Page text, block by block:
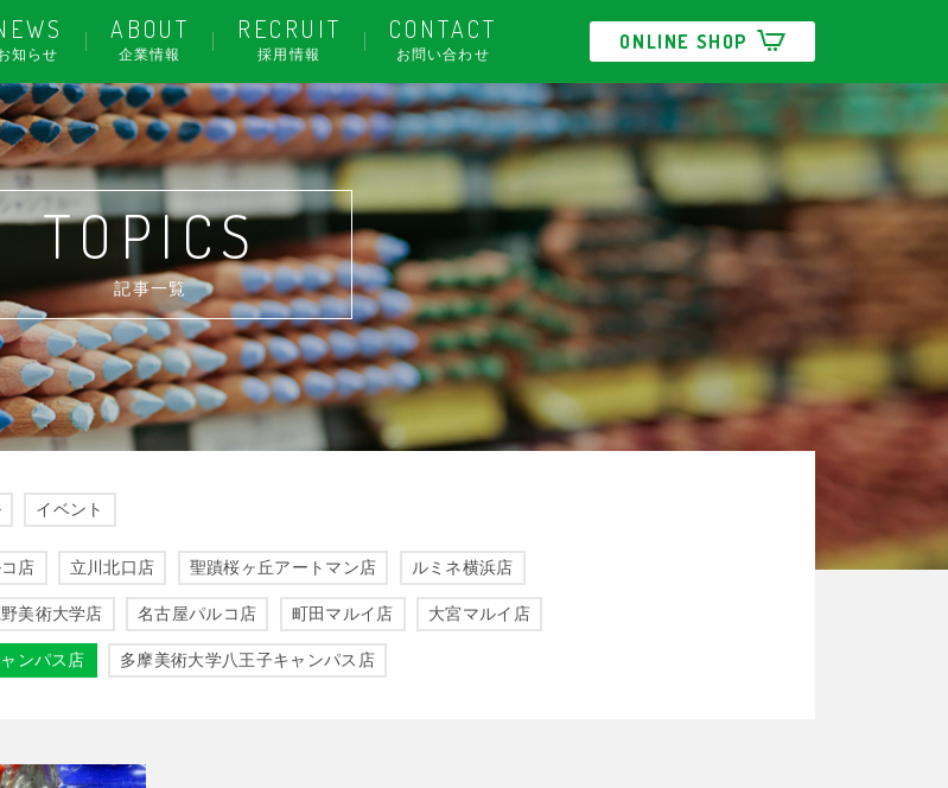
知らせ
ABOUT
企業情報
RECRUIT
採用情報
CONTACT
お問い合わせ
ONLINE SHOP
TOPICS
記事一覧
イベント
店 立川北口店 聖蹟桜ヶ丘アートマン店 ルミネ横浜店
美術大学店 名古屋パルコ店 町田マルイ店 大宮マルイ店
ンパス店 多摩美術大学八王子キャンパス店